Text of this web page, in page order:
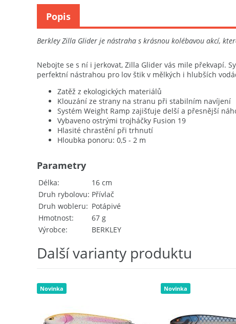
Berkley Zilla Glider je nástraha s krásnou kolébavou akcí,
Nebojte se s ní i jerkovat, Zilla Glider vás mile překvapí.
perfektní nástrahou pro lov štik v mělkých i hlubších
Zatěž z ekologických materiálů
Klouzání ze strany na stranu při stabilním navíjení
Systém Weight Ramp zajišťuje delší a přesnější
Vybaveno ostrými trojháčky Fusion 19
Hlasité chrastění při trhnutí
Hloubka ponoru: 0,5 - 2 m
Délka
16 cm
Druh rybolovu Přívlač
Druh wobleru
Potápivé
Hmotnost
67 g
Výrobce
BERKLEY
Parametry
Popis
Další varianty produktu
Novinka Novinka